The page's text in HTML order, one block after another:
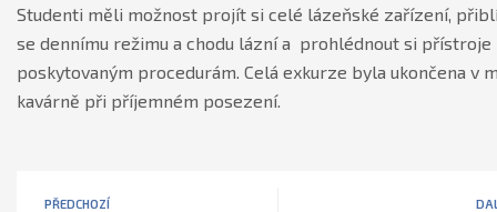
Studenti měli možnost projít si celé lázeňské zařízení,
se dennímu režimu a chodu lázní a prohlédnout si přístroje
poskytovaným procedurám. Celá exkurze byla ukončena v
kavárně při příjemném posezení.
PŘEDCHOZÍ